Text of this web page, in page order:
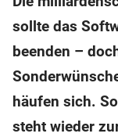
sollte das
beenden –
häufen sich.
steht wieder